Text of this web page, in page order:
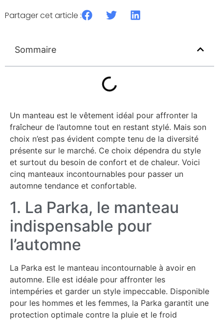
Partager cet article :
Sommaire
Un manteau est le vêtement idéal pour affronter la
fraîcheur de l’automne tout en restant stylé. Mais son
choix n’est pas évident compte tenu de la diversité
présente sur le marché. Ce choix dépendra du style
et surtout du besoin de confort et de chaleur. Voici
cinq manteaux incontournables pour passer un
automne tendance et confortable.
1. La Parka, le manteau
indispensable pour
l’automne
La Parka est le manteau incontournable à avoir en
automne. Elle est idéale pour affronter les
intempéries et garder un style impeccable. Disponible
pour les hommes et les femmes, la Parka garantit une
protection optimale contre la pluie et le froid